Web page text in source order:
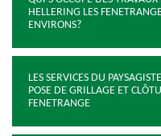
HELLERING LES
ENVIRONS?
LES SERVICES DU
POSE DE GRILLAGE ET
FENETRANGE